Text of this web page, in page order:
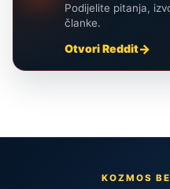
Podijelite pitanja,
članke.
Otvori Reddit
KOZMOS